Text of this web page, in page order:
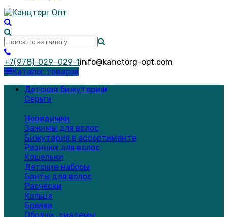
+7(978)-029-029-1info@kanctorg-opt.com
Каталог товаров
Детская бижутерия
Серьги
Невидимки
Зажимы для волос
Бижутерия в ассортименте
Резинки для волос
Кошельки
Детские наборы
Банты для волос
Расчёски
Кольца
Брелки